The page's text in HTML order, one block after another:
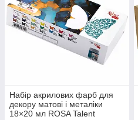
Набір акрилових фарб для
декору матові і металіки
18×20 мл ROSA Talent